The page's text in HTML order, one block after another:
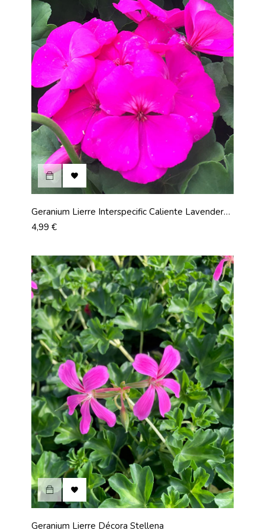

Geranium Lierre Interspecific Caliente Lavender
Applied
Prix
4,99 €

Geranium Lierre Décora Stellena